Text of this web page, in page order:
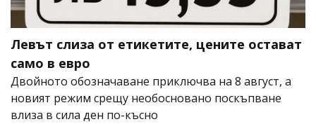
Левът слиза от етикетите, цените остават
само в евро
Двойното обозначаване приключва на 8 август, а
новият режим срещу необосновано поскъпване
влиза в сила ден по-късно